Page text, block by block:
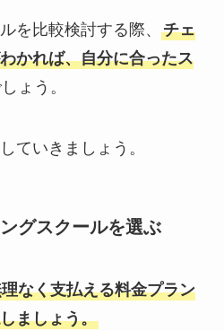
を比較検討する際、 チェ
かれば、自分に合ったス
ょう。
ていきましょう。
グスクールを選ぶ
なく支払える料金プラン
ましょう。